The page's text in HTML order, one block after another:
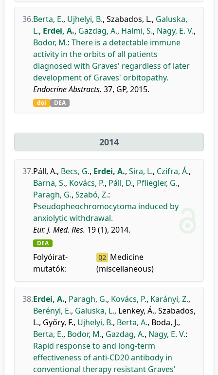
36.Berta, E., Ujhelyi, B., Szabados, L., Galuska,
L., Erdei, A., Gazdag, A., Halmi, S., Nagy, E. V.,
Bodor, M.: There is a detectable immune
activity in the orbits of all patients
diagnosed with Graves' regardless of later
development of Graves' orbitopathy.
Endocrine Abstracts. 37, GP, 2015.
doi DEA
2014
37.Páll, A., Becs, G., Erdei, A., Sira, L., Czifra, Á.,
Barna, S., Kovács, P., Páll, D., Pfliegler, G.,
Paragh, G., Szabó, Z.:
Pseudopheochromocytoma induced by
anxiolytic withdrawal.
Eur. J. Med. Res. 19 (1), 2014.
DEA
Folyóirat-
mutatók:
Q2
Medicine
(miscellaneous)
38.Erdei, A., Paragh, G., Kovács, P., Karányi, Z.,
Berényi, E., Galuska, L., Lenkey, Á., Szabados,
L., Győry, F., Ujhelyi, B., Berta, A., Boda, J.,
Berta, E., Bodor, M., Gazdag, A., Nagy, E. V.:
Rapid response to and long-term
effectiveness of anti-CD20 antibody in
conventional therapy resistant Graves'